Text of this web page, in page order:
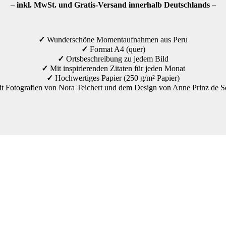
– inkl. MwSt. und Gratis-Versand innerhalb Deutschlands –
✓ Wunderschöne Momentaufnahmen aus Peru
✓ Format A4 (quer)
✓ Ortsbeschreibung zu jedem Bild
✓ Mit inspirierenden Zitaten für jeden Monat
✓ Hochwertiges Papier (250 g/m² Papier)
Fotografien von Nora Teichert und dem Design von Anne Prinz de